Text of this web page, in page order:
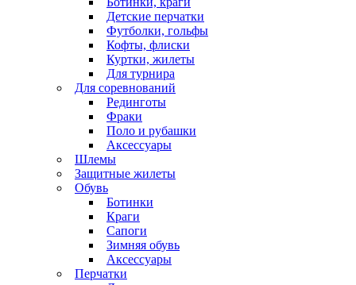
Детские перчатки
Футболки, гольфы
Кофты, флиски
Куртки, жилеты
Для турнира
Для соревнований
Рединготы
Фраки
Поло и рубашки
Аксессуары
Шлемы
Защитные жилеты
Обувь
Ботинки
Краги
Сапоги
Зимняя обувь
Аксессуары
Перчатки